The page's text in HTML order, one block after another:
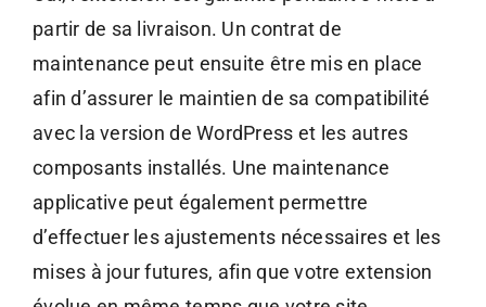
partir de sa livraison. Un contrat de
maintenance peut ensuite être mis en place
afin d’assurer le maintien de sa compatibilité
avec la version de WordPress et les autres
composants installés. Une maintenance
applicative peut également permettre
d’effectuer les ajustements nécessaires et les
mises à jour futures, afin que votre extension